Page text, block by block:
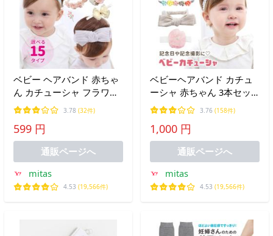
ベビー ヘアバンド 赤ちゃ
ん カチューシャ フラワー
花 リボン 髪飾り 新生児
出産祝い 月齢フォト 記念
撮影 ポイント消化
3.78 (32件)
599 円
通販ページへ
mitas
4.53 (19,566件)
ベビーヘアバンド カチュ
ーシャ 赤ちゃん 3本セッ
ト かわいい 髪飾り 新生児
子供 出産祝い 月齢フォト
記念日 撮影 ポイント消化
3.76 (158件)
1,000 円
通販ページへ
mitas
4.53 (19,566件)